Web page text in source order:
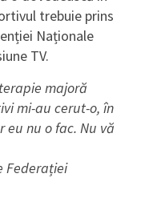
trebuie prins
Naționale
TV.
majoră
mi-au cerut-o, în
eu nu o fac. Nu vă
Federației